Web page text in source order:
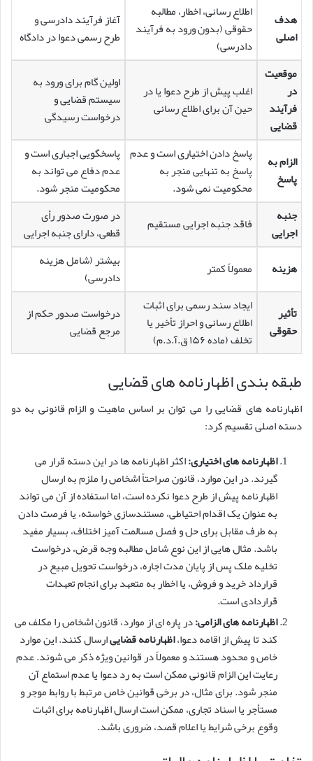
هدف
اصلی
اطلاع رسانی، اخطار، مطالبه
حقوقی (بدون ورود به فرآیند
دادرسی)
آغاز فرآیند دادرسی و
طرح رسمی دعوا در دادگاه
موقعیت
در
فرآیند
قضایی
اغلب پیش از طرح دعوا یا در
حین آن برای اطلاع رسانی
اولین گام برای ورود به
سیستم قضایی و
درخواست رسیدگی
الزام به
پاسخ
پاسخ دادن اختیاری است و عدم
پاسخ به تنهایی منجر به
محکومیت نمی شود.
پاسخگویی اجباری است و
عدم دفاع می تواند به
محکومیت منجر شود.
جنبه
اجرایی
فاقد جنبه اجرایی مستقیم
در صورت صدور رأی
قطعی، دارای جنبه اجرایی
هزینه
معمولاً کمتر
بیشتر (شامل هزینه
دادرسی)
تأثیر
حقوقی
ایجاد سند رسمی برای اثبات
اطلاع رسانی و احراز تأخیر یا
تخلف (ماده ۱۵۶ ق.آ.د.م)
درخواست صدور حکم از
مرجع قضایی
طبقه بندی اظهارنامه های قضایی
اظهارنامه های قضایی را می توان بر اساس ماهیت و الزام قانونی به دو
دسته اصلی تقسیم کرد:
اظهارنامه های اختیاری:اکثر اظهارنامه ها در این دسته قرار می
گیرند. در این موارد، قانون صراحتاً اشخاص را ملزم به ارسال
اظهارنامه پیش از طرح دعوا نکرده است، اما استفاده از آن می تواند
به عنوان یک اقدام احتیاطی، مستندسازی خواسته، یا فرصت دادن
به طرف مقابل برای حل و فصل مسالمت آمیز اختلاف، بسیار مفید
باشد. مثال هایی از این نوع شامل مطالبه وجه قرض، درخواست
تخلیه ملک پس از پایان مدت اجاره، درخواست تحویل مبیع در
قرارداد خرید و فروش، یا اخطار به متعهد برای انجام تعهدات
قراردادی است.
اظهارنامه های الزامی:در پاره ای از موارد، قانون اشخاص را مکلف می
کند تا پیش از اقامه دعوا،اظهارنامه قضاییارسال کنند. این موارد
خاص و محدود هستند و معمولاً در قوانین ویژه ذکر می شوند. عدم
رعایت این الزام قانونی ممکن است به رد دعوا یا عدم استماع آن
منجر شود. برای مثال، در برخی قوانین خاص مرتبط با روابط موجر و
مستأجر یا اسناد تجاری، ممکن است ارسال اظهارنامه برای اثبات
وقوع برخی شرایط یا اعلام قصد، ضروری باشد.